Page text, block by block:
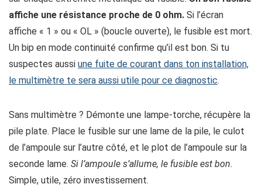
affiche une résistance proche de 0 ohm. Si l’écran
affiche « 1 » ou « OL » (boucle ouverte), le fusible est mort.
Un bip en mode continuité confirme qu’il est bon. Si tu
suspectes aussi une fuite de courant dans ton installation,
le multimètre te sera aussi utile pour ce diagnostic.
Sans multimètre ? Démonte une lampe-torche, récupère la
pile plate. Place le fusible sur une lame de la pile, le culot
de l’ampoule sur l’autre côté, et le plot de l’ampoule sur la
seconde lame. Si l’ampoule s’allume, le fusible est bon.
Simple, utile, zéro investissement.